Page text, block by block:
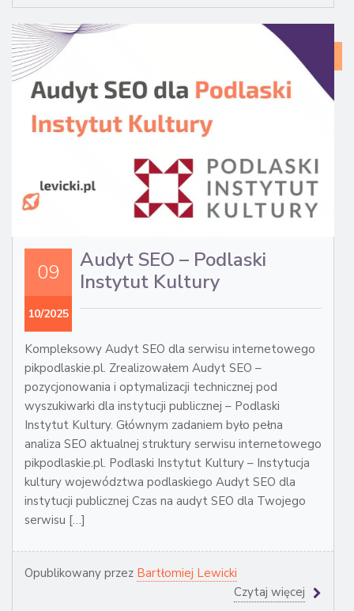
09
10/2025
Audyt SEO – Podlaski
Instytut Kultury
Kompleksowy Audyt SEO dla serwisu internetowego
pikpodlaskie.pl. Zrealizowałem Audyt SEO –
pozycjonowania i optymalizacji technicznej pod
wyszukiwarki dla instytucji publicznej – Podlaski
Instytut Kultury. Głównym zadaniem było pełna
analiza SEO aktualnej struktury serwisu internetowego
pikpodlaskie.pl. Podlaski Instytut Kultury – Instytucja
kultury województwa podlaskiego Audyt SEO dla
instytucji publicznej Czas na audyt SEO dla Twojego
serwisu […]
Opublikowany przez Bartłomiej Lewicki
Czytaj więcej